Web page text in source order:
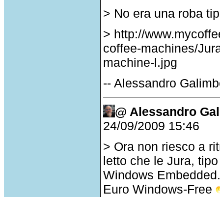
> No era una roba
> http://
coffee-machines/
machine-l.jpg
-- Alessandro
@ Alessandro
24/09/2009 15:46
> Ora non riesco a
letto che le Jura,
Windows
Euro Windows-Free